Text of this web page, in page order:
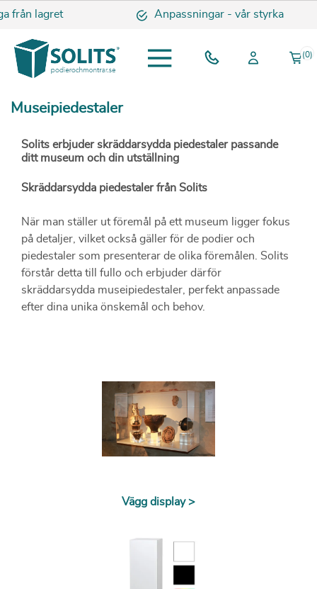
lagret Anpassningar - vår styrka
(0)
Museipiedestaler
Solits erbjuder skräddarsydda piedestaler passande
ditt museum och din utställning
Skräddarsydda piedestaler från Solits
När man ställer ut föremål på ett museum ligger fokus
på detaljer, vilket också gäller för de podier och
piedestaler som presenterar de olika föremålen. Solits
förstår detta till fullo och erbjuder därför
skräddarsydda museipiedestaler, perfekt anpassade
efter dina unika önskemål och behov.
Vägg display >